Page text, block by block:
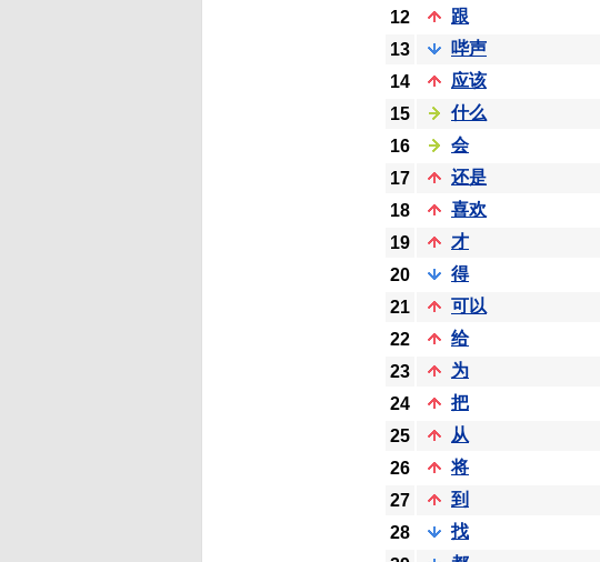
12
跟
13
哔声
14
应该
15
什么
16
会
17
还是
18
喜欢
19
才
20
得
21
可以
22
给
23
为
24
把
25
从
26
将
27
到
28
找